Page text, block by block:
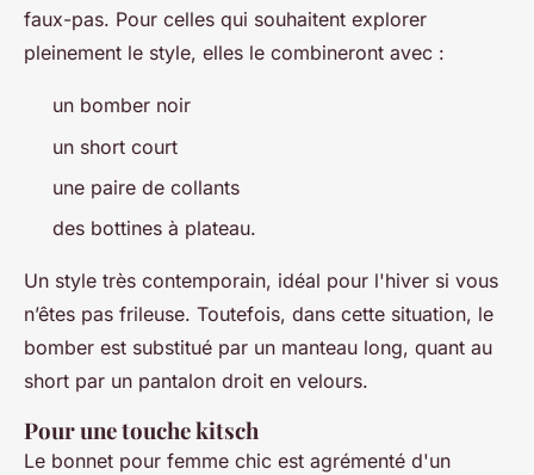
faux-pas. Pour celles qui souhaitent explorer
pleinement le style, elles le combineront avec :
un bomber noir
un short court
une paire de collants
des bottines à plateau.
Un style très contemporain, idéal pour l'hiver si vous
n’êtes pas frileuse. Toutefois, dans cette situation, le
bomber est substitué par un manteau long, quant au
short par un pantalon droit en velours.
Pour une touche kitsch
Le bonnet pour femme chic est agrémenté d'un